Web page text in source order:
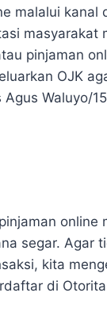
malalui kanal
masyarakat
pinjaman
OJK
Waluyo/
online
segar. Agar
kita
di